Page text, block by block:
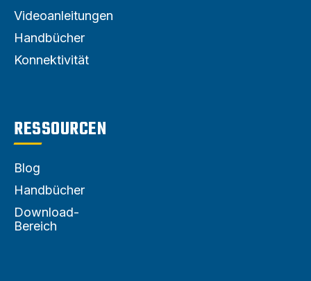
Videoanleitungen
Handbücher
Konnektivität
RESSOURCEN
Blog
Handbücher
Download-
Bereich